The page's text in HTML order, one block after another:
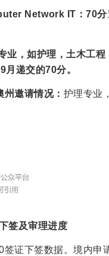
Network IT：70分
业，如护理，土木工程
月递交的70分。
邀请情况： 护理专业
签及审理进度
签证下签数据。境内申